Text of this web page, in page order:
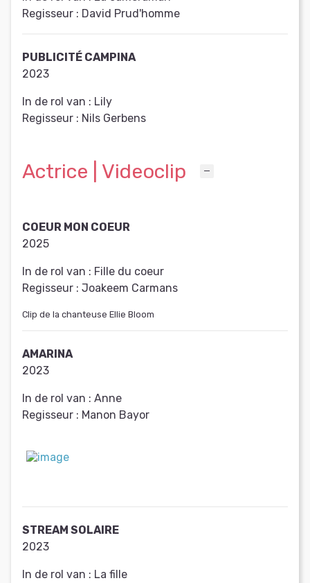
Regisseur : David Prud'homme
PUBLICITÉ CAMPINA
2023
In de rol van : Lily
Regisseur : Nils Gerbens
Actrice | Videoclip
COEUR MON COEUR
2025
In de rol van : Fille du coeur
Regisseur : Joakeem Carmans
Clip de la chanteuse Ellie Bloom
AMARINA
2023
In de rol van : Anne
Regisseur : Manon Bayor
STREAM SOLAIRE
2023
In de rol van : La fille